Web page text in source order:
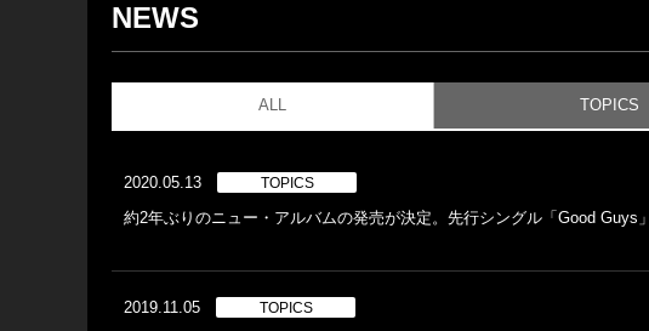
NEWS
ALL TOPICS
2020.05.13 TOPICS
約2年ぶりのニュー・アルバムの発売が決定。先行シングル「Good Guys
2019.11.05 TOPICS